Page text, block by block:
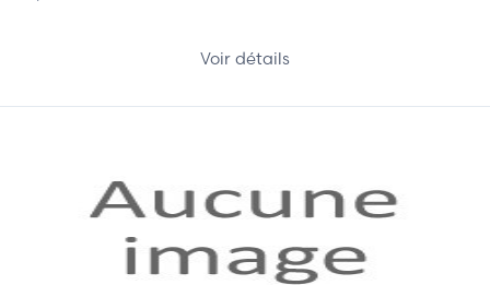
Voir détails